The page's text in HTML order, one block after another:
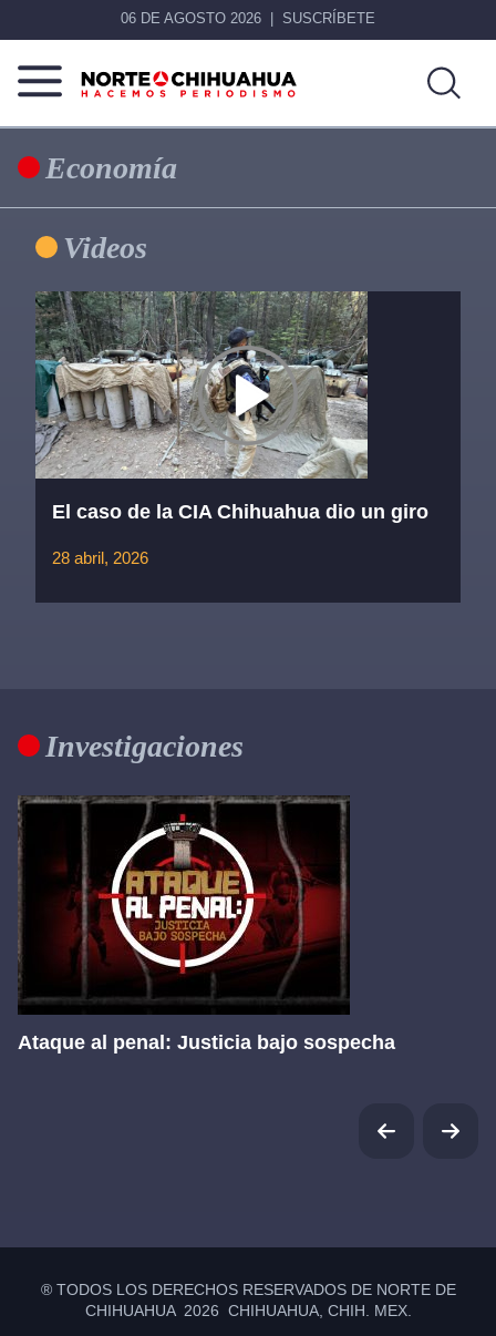
06 DE AGOSTO 2026 SUSCRÍBETE
Norte
Chihuahua
Más
noticias,
hacemos periodismo
Economía
Primary
Sidebar
Videos
El caso de la CIA Chihuahua dio un giro
28 abril, 2026
Investigaciones
Ataque al penal: Justicia bajo sospecha
® TODOS LOS DERECHOS RESERVADOS DE NORTE DE
CHIHUAHUA 2026 CHIHUAHUA, CHIH. MEX.